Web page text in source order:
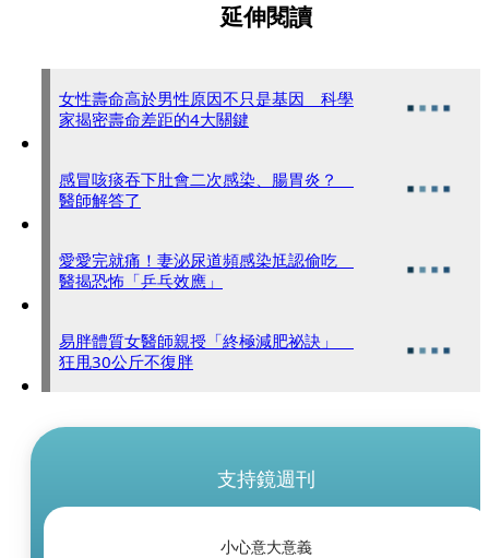
延伸閱讀
女性壽命高於男性原因不只是基因 科學
家揭密壽命差距的4大關鍵
感冒咳痰吞下肚會二次感染、腸胃炎？
醫師解答了
愛愛完就痛！妻泌尿道頻感染尪認偷吃
醫揭恐怖「乒乓效應」
易胖體質女醫師親授「終極減肥祕訣」
狂甩30公斤不復胖
支持鏡週刊
小心意大意義